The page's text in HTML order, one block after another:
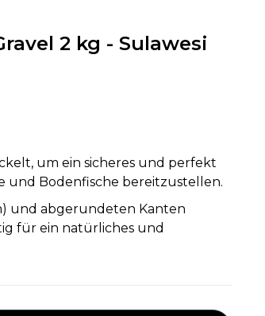
2 kg - Sulawesi
um ein sicheres und perfekt
und Bodenfische bereitzustellen.
und abgerundeten Kanten
für ein natürliches und